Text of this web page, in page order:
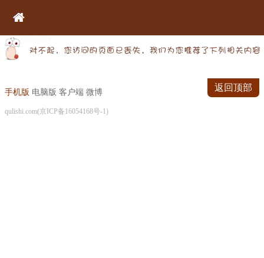
手机版 电脑版 客户端 微博
qulishi.com(京ICP备16054168号-1)
返回顶部